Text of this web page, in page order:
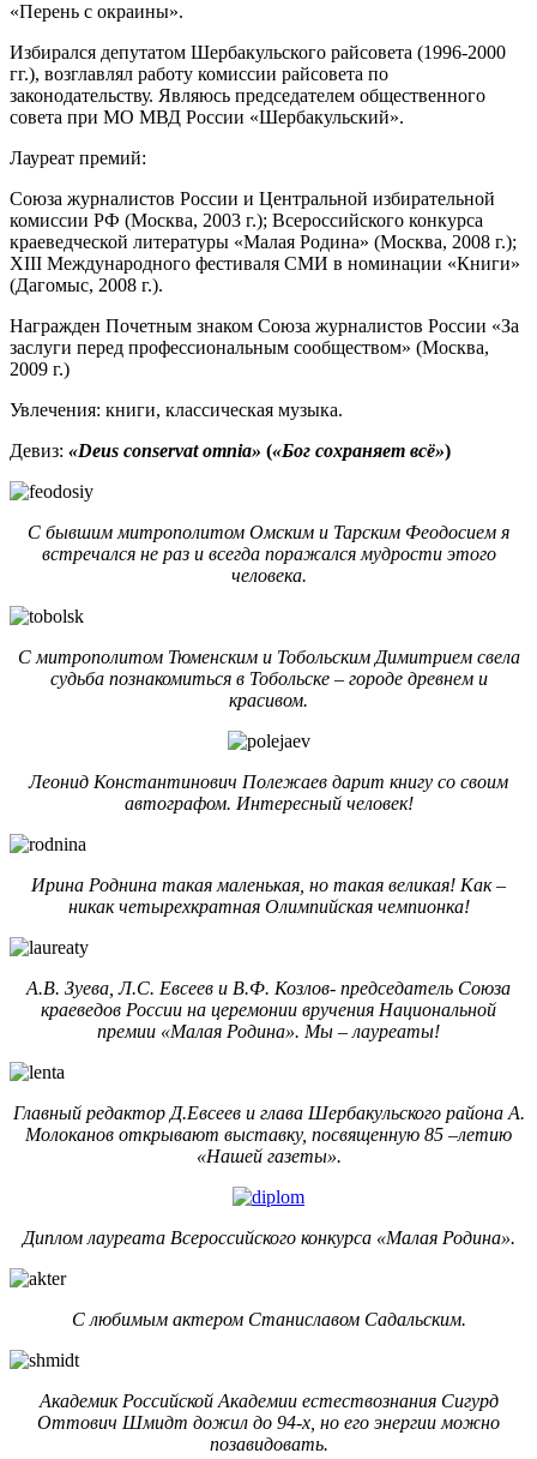
«Перень с окраины».
Избирался депутатом Шербакульского райсовета (1996-2000
гг.), возглавлял работу комиссии райсовета по
законодательству. Являюсь председателем общественного
совета при МО МВД России «Шербакульский».
Лауреат премий:
Союза журналистов России и Центральной избирательной
комиссии РФ (Москва, 2003 г.); Всероссийского конкурса
краеведческой литературы «Малая Родина» (Москва, 2008 г.);
XIII Международного фестиваля СМИ в номинации «Книги»
(Дагомыс, 2008 г.).
Награжден Почетным знаком Союза журналистов России «За
заслуги перед профессиональным сообществом» (Москва,
2009 г.)
Увлечения: книги, классическая музыка.
Девиз: «Deus conservat omnia» («Бог сохраняет всё»)
С бывшим митрополитом Омским и Тарским Феодосием я
встречался не раз и всегда поражался мудрости этого
человека.
С митрополитом Тюменским и Тобольским Димитрием свела
судьба познакомиться в Тобольске – городе древнем и
красивом.
Леонид Константинович Полежаев дарит книгу со своим
автографом. Интересный человек!
Ирина Роднина такая маленькая, но такая великая! Как –
никак четырехкратная Олимпийская чемпионка!
А.В. Зуева, Л.С. Евсеев и В.Ф. Козлов- председатель Союза
краеведов России на церемонии вручения Национальной
премии «Малая Родина». Мы – лауреаты!
Главный редактор Д.Евсеев и глава Шербакульского района А.
Молоканов открывают выставку, посвященную 85 –летию
«Нашей газеты».
Диплом лауреата Всероссийского конкурса «Малая Родина».
С любимым актером Станиславом Садальским.
Академик Российской Академии естествознания Сигурд
Оттович Шмидт дожил до 94-х, но его энергии можно
позавидовать.